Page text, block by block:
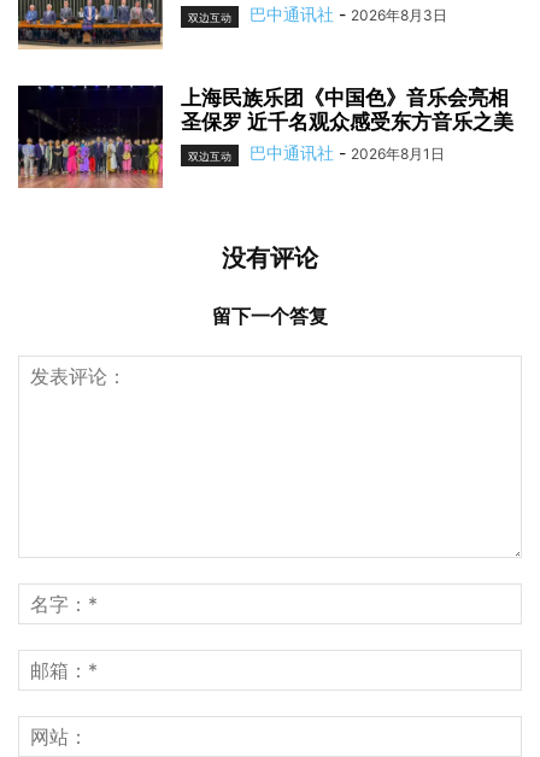
双边互动 巴中通讯社 - 2026年8月3日
上海民族乐团《中国色》音乐会亮相
圣保罗 近千名观众感受东方音乐之美
双边互动 巴中通讯社 - 2026年8月1日
没有评论
留下一个答复